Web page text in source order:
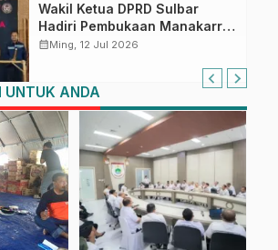
Wakil Ketua DPRD Sulbar
Hadiri Pembukaan Manakarra
Fair, Perkuat Kolaborasi
Berkelanjutan
calendar_monthMing, 12 Jul 2026
UNTUK ANDA